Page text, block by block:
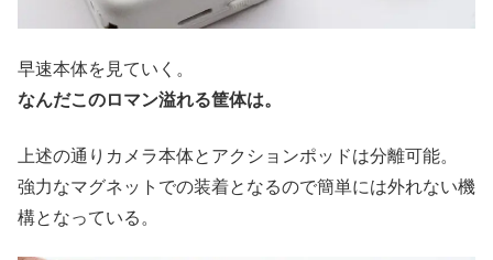
早速本体を見ていく。
なんだこのロマン溢れる筐体は。
上述の通りカメラ本体とアクションポッドは分離可能。
強力なマグネットでの装着となるので簡単には外れない機
構となっている。